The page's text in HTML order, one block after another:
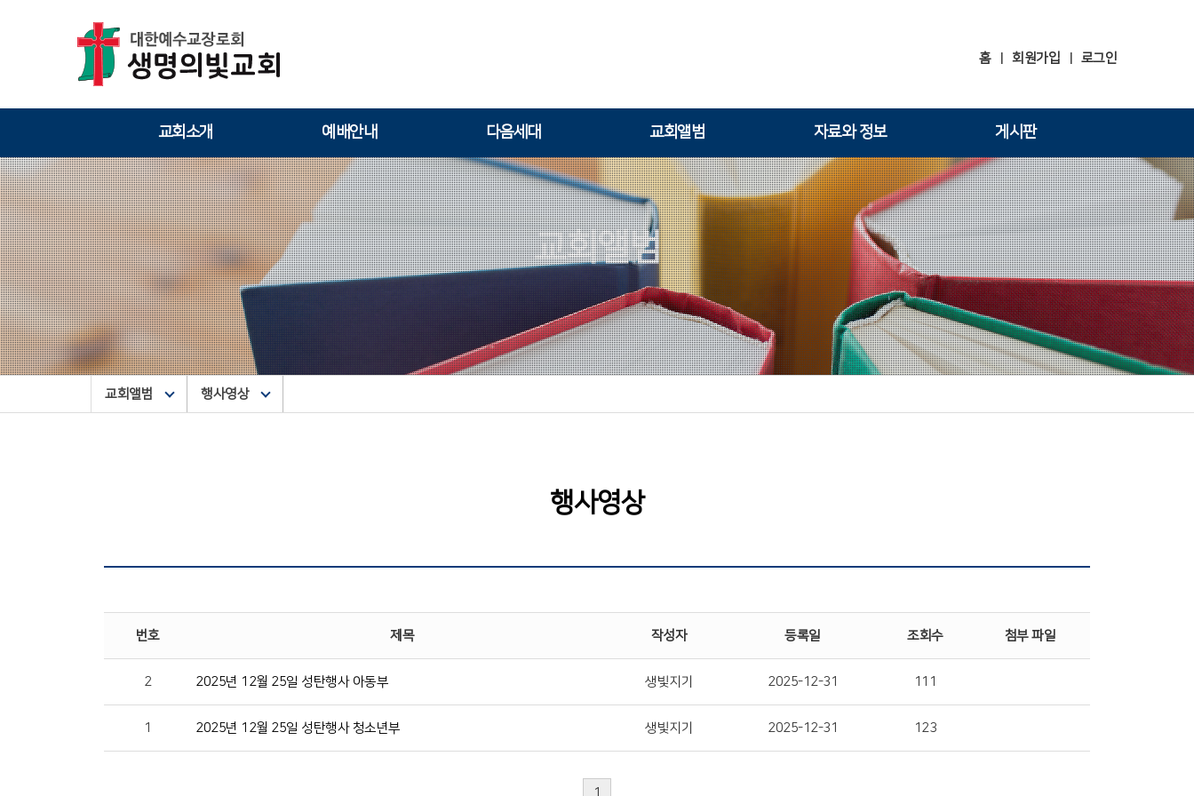
홈 회원가입 로그인
교회소개 예배안내 다음세대 교회앨범 자료와 정보 게시판
교회앨범
교회앨범 행사영상
행사영상
번호 제목 작성자 등록일 조회수 첨부 파일
2 2025년 12월 25일 성탄행사 아동부 생빛지기 2025-12-31 111
1 2025년 12월 25일 성탄행사 청소년부 생빛지기 2025-12-31 123
1